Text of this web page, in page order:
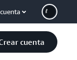
cuenta